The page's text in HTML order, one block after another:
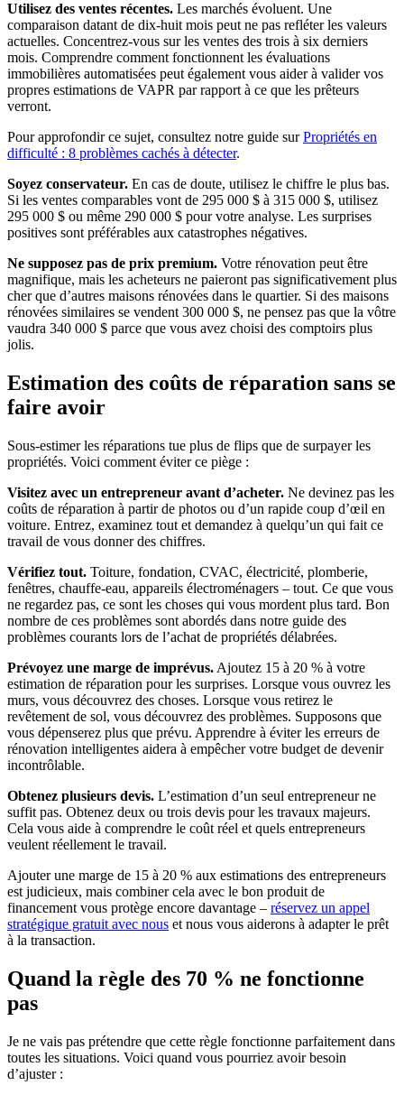
Utilisez des ventes récentes. Les marchés évoluent. Une
comparaison datant de dix-huit mois peut ne pas refléter les valeurs
actuelles. Concentrez-vous sur les ventes des trois à six derniers
mois. Comprendre comment fonctionnent les évaluations
immobilières automatisées peut également vous aider à valider vos
propres estimations de VAPR par rapport à ce que les prêteurs
verront.
Pour approfondir ce sujet, consultez notre guide surPropriétés en
difficulté : 8 problèmes cachés à détecter.
Soyez conservateur. En cas de doute, utilisez le chiffre le plus bas.
Si les ventes comparables vont de 295 000 $ à 315 000 $, utilisez
295 000 $ ou même 290 000 $ pour votre analyse. Les surprises
positives sont préférables aux catastrophes négatives.
Ne supposez pas de prix premium. Votre rénovation peut être
magnifique, mais les acheteurs ne paieront pas significativement plus
cher que d’autres maisons rénovées dans le quartier. Si des maisons
rénovées similaires se vendent 300 000 $, ne pensez pas que la vôtre
vaudra 340 000 $ parce que vous avez choisi des comptoirs plus
jolis.
Estimation des coûts de réparation sans se
faire avoir
Sous-estimer les réparations tue plus de flips que de surpayer les
propriétés. Voici comment éviter ce piège :
Visitez avec un entrepreneur avant d’acheter. Ne devinez pas les
coûts de réparation à partir de photos ou d’un rapide coup d’œil en
voiture. Entrez, examinez tout et demandez à quelqu’un qui fait ce
travail de vous donner des chiffres.
Vérifiez tout. Toiture, fondation, CVAC, électricité, plomberie,
fenêtres, chauffe-eau, appareils électroménagers – tout. Ce que vous
ne regardez pas, ce sont les choses qui vous mordent plus tard. Bon
nombre de ces problèmes sont abordés dans notre guide des
problèmes courants lors de l’achat de propriétés délabrées.
Prévoyez une marge de imprévus. Ajoutez 15 à 20 % à votre
estimation de réparation pour les surprises. Lorsque vous ouvrez les
murs, vous découvrez des choses. Lorsque vous retirez le
revêtement de sol, vous découvrez des problèmes. Supposons que
vous dépenserez plus que prévu. Apprendre à éviter les erreurs de
rénovation intelligentes aidera à empêcher votre budget de devenir
incontrôlable.
Obtenez plusieurs devis. L’estimation d’un seul entrepreneur ne
suffit pas. Obtenez deux ou trois devis pour les travaux majeurs.
Cela vous aide à comprendre le coût réel et quels entrepreneurs
veulent réellement le travail.
Ajouter une marge de 15 à 20 % aux estimations des entrepreneurs
est judicieux, mais combiner cela avec le bon produit de
financement vous protège encore davantage – réservez un appel
stratégique gratuit avec nous et nous vous aiderons à adapter le prêt
à la transaction.
Quand la règle des 70 % ne fonctionne
pas
Je ne vais pas prétendre que cette règle fonctionne parfaitement dans
toutes les situations. Voici quand vous pourriez avoir besoin
d’ajuster :